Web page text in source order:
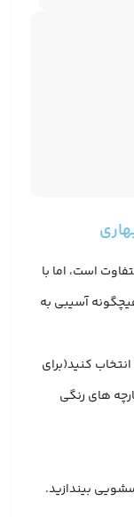
است، اما با
آسیبی به
کنید(برای
های رنگی